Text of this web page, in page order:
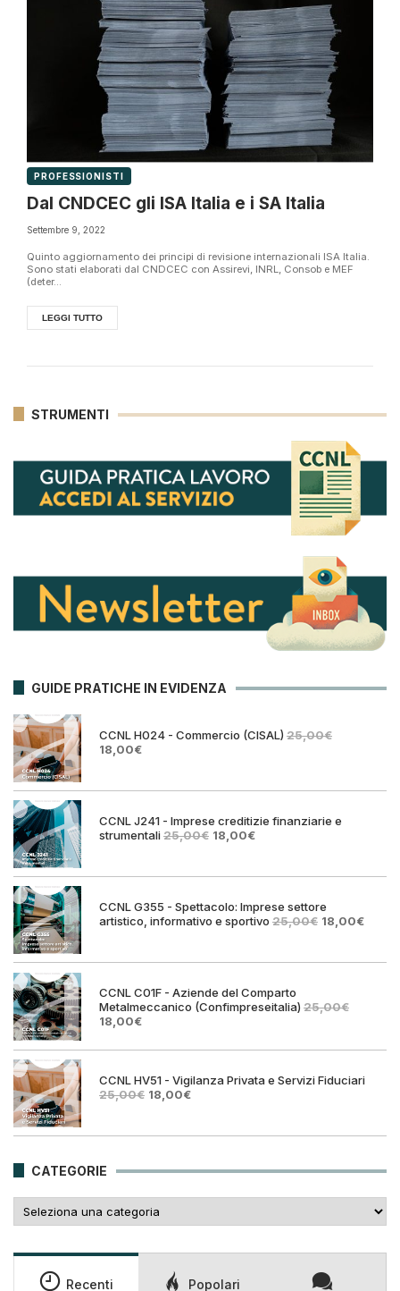
PROFESSIONISTI
Dal CNDCEC gli ISA Italia e i SA Italia
Settembre 9, 2022
Quinto aggiornamento dei principi di revisione internazionali ISA Italia.
Sono stati elaborati dal CNDCEC con Assirevi, INRL, Consob e MEF
(deter...
LEGGI TUTTO
STRUMENTI
GUIDE PRATICHE IN EVIDENZA
CCNL H024 - Commercio (CISAL) 25,00€
Il
era:
18,00€Il
è:
CCNL J241 - Imprese creditizie finanziarie e
strumentali25,00€ Il
era:
18,00€Il
è:
CCNL G355 - Spettacolo: Imprese settore
artistico, informativo e sportivo 25,00€ Il
era:
18,00€Il
è:
CCNL C01F - Aziende del Comparto
Metalmeccanico (Confimpreseitalia) 25,00€
Il
originale
25,00€.
18,00€Il
attuale
18,00€.
CCNL HV51 - Vigilanza Privata e Servizi Fiduciari
25,00€ Il
era:
18,00€Il
è:
CATEGORIE
Recenti Popolari